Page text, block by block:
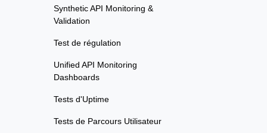
Synthetic API Monitoring &
Validation
Test de régulation
Unified API Monitoring
Dashboards
Tests d'Uptime
Tests de Parcours Utilisateur